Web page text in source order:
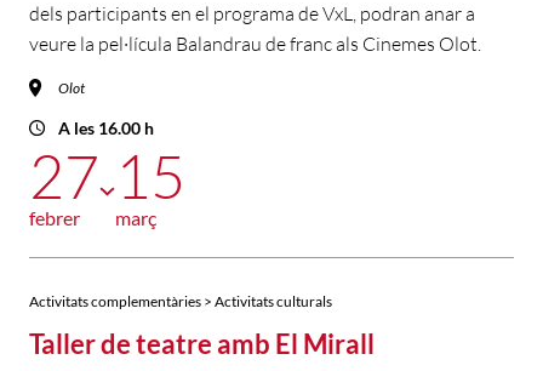
dels participants en el programa de VxL, podran anar a
veure la pel·lícula Balandrau de franc als Cinemes Olot.
Olot
A les 16.00 h
27
febrer
15
març
Activitats complementàries > Activitats culturals
Taller de teatre amb El Mirall